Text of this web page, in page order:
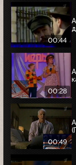
00:44
00:28
00:49